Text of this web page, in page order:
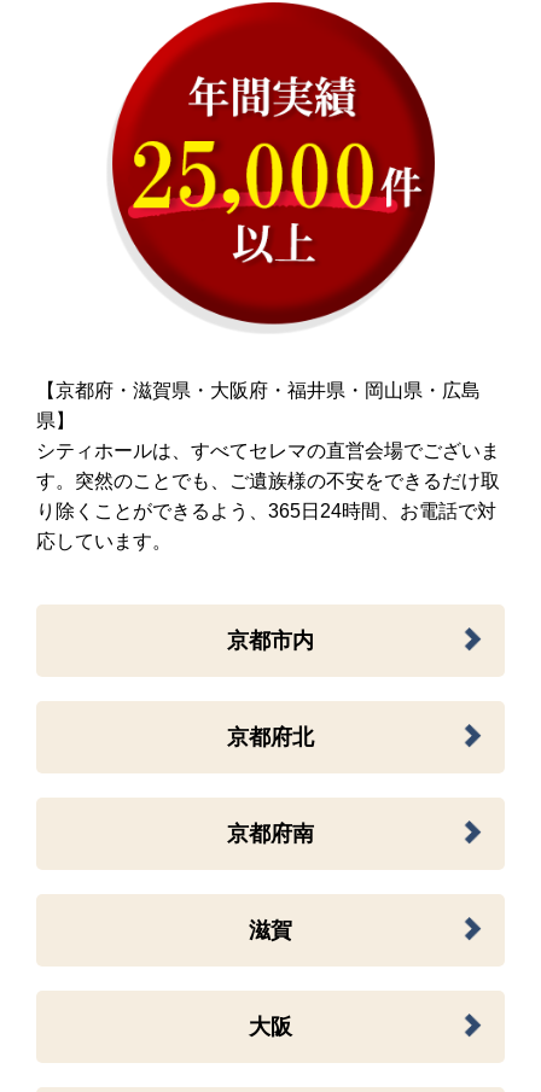
【京都府・滋賀県・大阪府・福井県・岡山県・広島
県】
シティホールは、すべてセレマの直営会場でございま
す。突然のことでも、ご遺族様の不安をできるだけ取
り除くことができるよう、365日24時間、お電話で対
応しています。
京都市内
京都府北
京都府南
滋賀
大阪